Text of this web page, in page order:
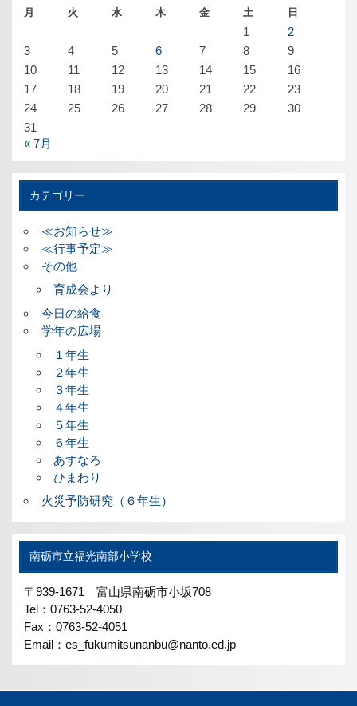
月 火 水 木 金 土 日
1
2
3
4 5 6 7 8
9
10
11 12 13 14 15
16
17
18 19 20 21 22
23
24
25 26 27 28 29
30
31
« 7月
カテゴリー
≪お知らせ≫
≪行事予定≫
その他
育成会より
今日の給食
学年の広場
１年生
２年生
３年生
４年生
５年生
６年生
あすなろ
ひまわり
火災予防研究（６年生）
南砺市立福光南部小学校
〒939-1671 富山県南砺市小坂708
Tel：0763-52-4050
Fax：0763-52-4051
Email：es_fukumitsunanbu@nanto.ed.jp